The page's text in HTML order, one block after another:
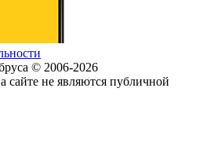
© 2006-2026
сайте не являются публичной